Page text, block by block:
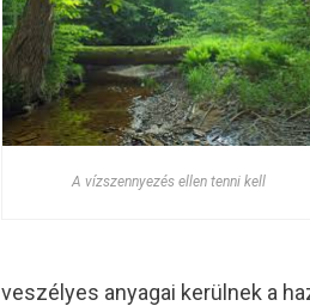
A vízszennyezés ellen tenni kell
veszélyes anyagai kerülnek a